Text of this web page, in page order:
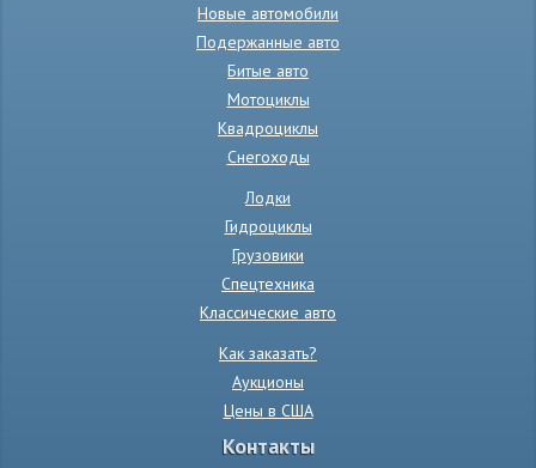
Новые автомобили
Подержанные авто
Битые авто
Мотоциклы
Квадроциклы
Снегоходы
Лодки
Гидроциклы
Грузовики
Спецтехника
Классические авто
Как заказать?
Аукционы
Цены в США
Контакты